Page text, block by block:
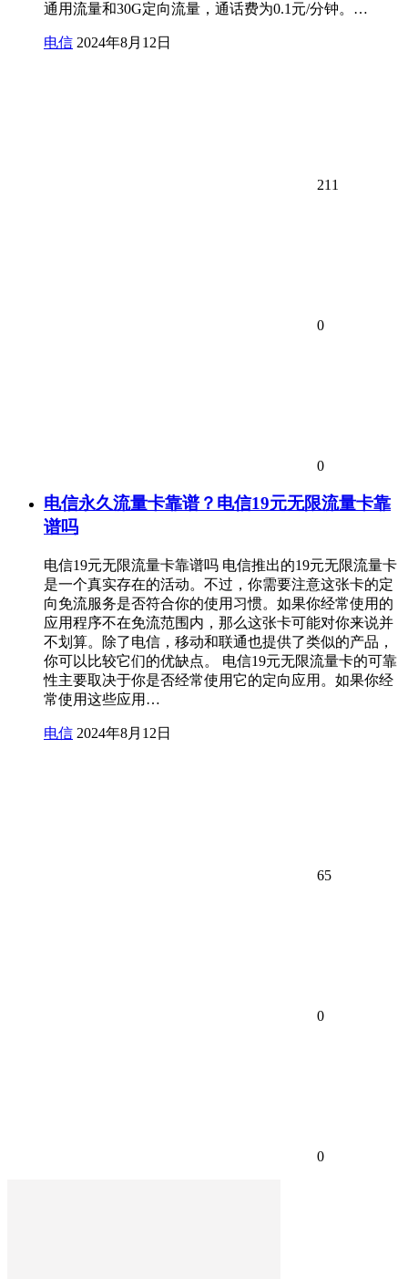
通用流量和30G定向流量，通话费为0.1元/分钟。…
电信 2024年8月12日
211
0
0
电信永久流量卡靠谱？电信19元无限流量卡靠
谱吗
电信19元无限流量卡靠谱吗 电信推出的19元无限流量卡
是一个真实存在的活动。不过，你需要注意这张卡的定
向免流服务是否符合你的使用习惯。如果你经常使用的
应用程序不在免流范围内，那么这张卡可能对你来说并
不划算。除了电信，移动和联通也提供了类似的产品，
你可以比较它们的优缺点。 电信19元无限流量卡的可靠
性主要取决于你是否经常使用它的定向应用。如果你经
常使用这些应用…
电信 2024年8月12日
65
0
0